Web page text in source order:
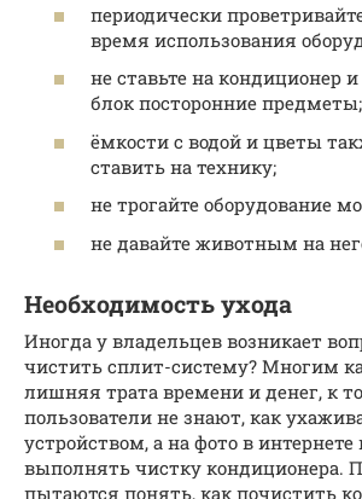
периодически
время использования
не ставьте на кондиционер
блок посторонние предметы;
ёмкости с водой и цветы
ставить на технику;
не трогайте оборудование
не давайте животным на
Необходимость ухода
Иногда у владельцев возникает
чистить сплит-систему? Многим
лишняя трата времени и денег, к
пользователи не знают, как
устройством, а на фото в
выполнять чистку кондиционера.
пытаются понять, как почистить